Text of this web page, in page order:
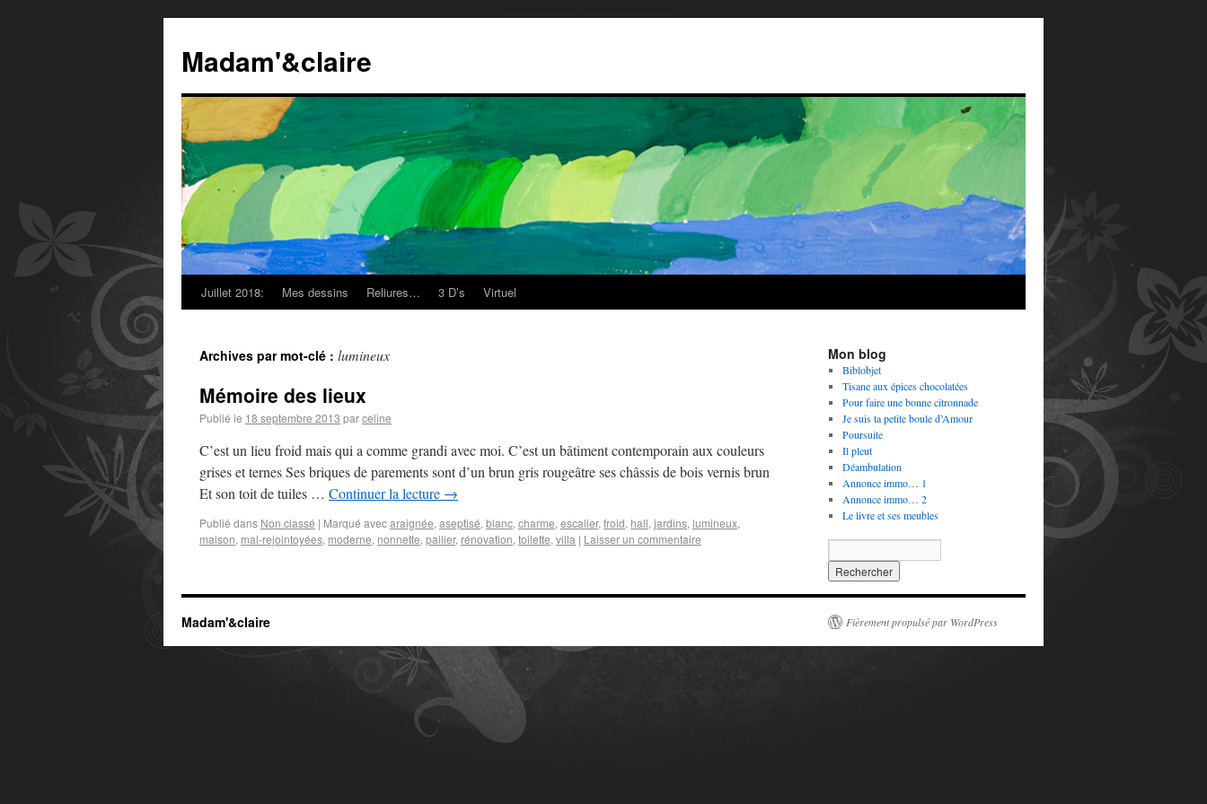
Madam'&claire
Juillet 2018: Mes dessins Reliures… 3 D’s Virtuel
Archives par mot-clé : lumineux
Mémoire des lieux
Publié le 18 septembre 2013 parceline
C’est un lieu froid mais qui a comme grandi avec moi. C’est un bâtiment contemporain aux couleurs
grises et ternes Ses briques de parements sont d’un brun gris rougeâtre ses châssis de bois vernis brun
Et son toit de tuiles … Continuer la lecture →
Publié dans Non classé | Marqué avecaraignée, aseptisé, blanc, charme, escalier, froid, hall, jardins, lumineux,
maison, mal-rejointoyées, moderne, nonnette, pallier, rénovation, toilette, villa | Laisser un commentaire
Mon blog
Biblobjet
Tisane aux épices chocolatées
Pour faire une bonne citronnade
Je suis ta petite boule d’Amour
Poursuite
Il pleut
Déambulation
Annonce immo… 1
Annonce immo… 2
Le livre et ses meubles
Madam'&claire Fièrement propulsé par WordPress